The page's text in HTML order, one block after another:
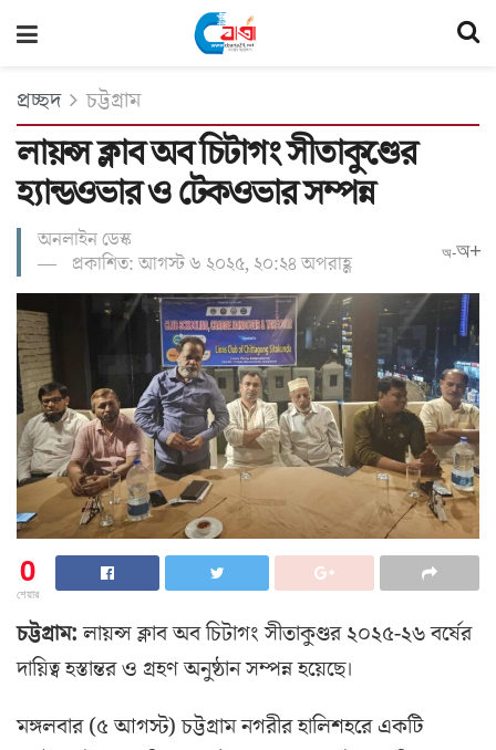
প্রচ্ছদ চট্টগ্রাম
লায়ন্স ক্লাব অব চিটাগং সীতাকুণ্ডের
হ্যান্ডওভার ও টেকওভার সম্পন্ন
অনলাইন ডেস্ক
প্রকাশিত: আগস্ট ৬ ২০২৫, ২০:২৪ অপরাহ্ণ
অ-অ+
0
শেয়ার
চট্টগ্রাম:লায়ন্স ক্লাব অব চিটাগং সীতাকুণ্ডর ২০২৫-২৬ বর্ষের
দায়িত্ব হস্তান্তর ও গ্রহণ অনুষ্ঠান সম্পন্ন হয়েছে।
মঙ্গলবার (৫ আগস্ট) চট্টগ্রাম নগরীর হালিশহরে একটি